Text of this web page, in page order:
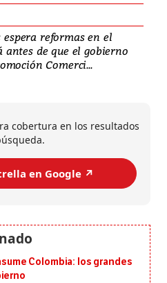
espera reformas en el
antes de que el gobierno
Comerci...
cobertura en los resultados
en Google ↗️
Colombia: los grandes